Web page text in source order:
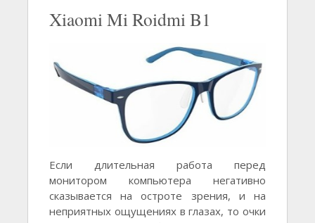
Xiaomi Mi Roidmi B1
Если длительная работа перед
монитором компьютера негативно
сказывается на остроте зрения, и на
неприятных ощущениях в глазах, то очки